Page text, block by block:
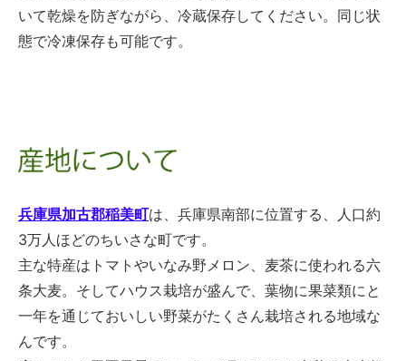
いて乾燥を防ぎながら、冷蔵保存してください。同じ状
態で冷凍保存も可能です。
兵庫県加古郡稲美町は、兵庫県南部に位置する、人口約
3万人ほどのちいさな町です。
主な特産はトマトやいなみ野メロン、麦茶に使われる六
条大麦。そしてハウス栽培が盛んで、葉物に果菜類にと
一年を通じておいしい野菜がたくさん栽培される地域な
んです。